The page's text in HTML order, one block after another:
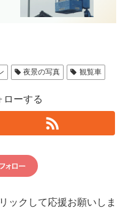
夜景の写真 観覧車
ローする
ックして応援お願いしま